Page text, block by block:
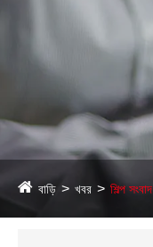
বাড়ি খবর শিল্প সংবাদ